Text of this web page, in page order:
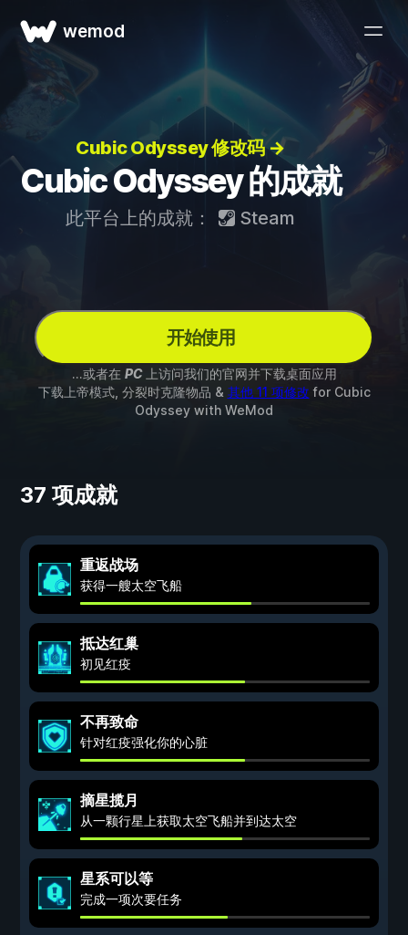
wemod
Cubic Odyssey 修改码 →
Cubic Odyssey 的成就
此平台上的成就： Steam
开始使用
...或者在 PC上访问我们的官网并下载桌面应用
下载上帝模式, 分裂时克隆物品 & 其他 11 项修改 for Cubic
Odyssey with WeMod
37 项成就
重返战场
获得一艘太空飞船
抵达红巢
初见红疫
不再致命
针对红疫强化你的心脏
摘星揽月
从一颗行星上获取太空飞船并到达太空
星系可以等
完成一项次要任务